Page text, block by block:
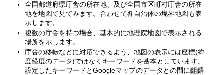
全国都道府県庁舎の所在地、及び全国市区町村庁舎の所在
地を地図で見てみます。合わせて各自治体の境界地図も表
示します。
複数の庁舎を持つ場合、基本的に地理院地図で表示される
場所を示します。
庁舎の移転などに対応できるよう、地図の表示には座標(緯
度経度のデータ)ではなくキーワードを基本としています。
設定したキーワードとGoogleマップのデータとの間に齟齬